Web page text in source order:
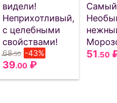
видели!
Неприхотливый,
с целебными
свойствами!
68.50 -43%
39.00₽
Самый
51.50